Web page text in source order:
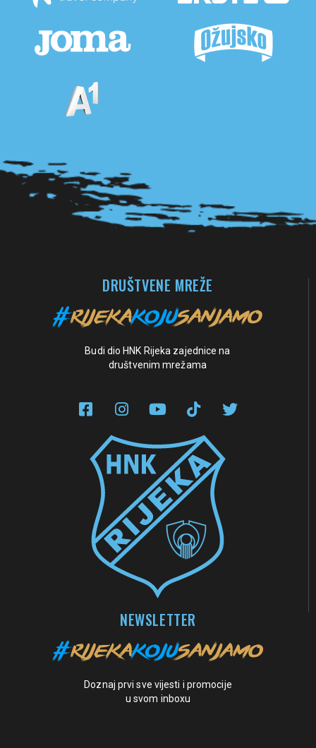
DRUŠTVENE MREŽE
Budi dio HNK Rijeka zajednice na
društvenim mrežama
NEWSLETTER
Doznaj prvi sve vijesti i promocije
u svom inboxu